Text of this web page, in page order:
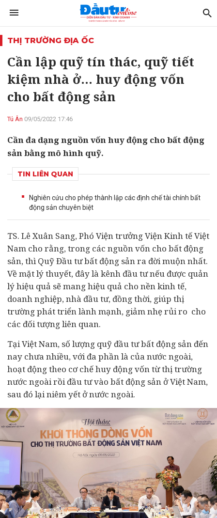
THỊ TRƯỜNG ĐỊA ỐC
Cần lập quỹ tín thác, quỹ tiết
kiệm nhà ở... huy động vốn
cho bất động sản
Tú Ân 09/05/2022 17:46
Cần đa dạng nguồn vốn huy động cho bất động
sản bằng mô hình quỹ.
TIN LIÊN QUAN
Nghiên cứu cho phép thành lập các định chế tài chính bất
động sản chuyên biệt
TS. Lê Xuân Sang, Phó Viện trưởng ViệnKinh tếViệt
Nam cho rằng, trong các nguồn vốn cho bất động
sản, thì Quỹ Đầu tư bất động sản ra đời muộn nhất.
Về mặt lý thuyết, đây là kênh đầu tưnếu được quản
lý hiệu quả sẽ mang hiệu quả cho nền kinh tế,
doanh nghiệp, nhà đầu tư, đồng thời, giúp thị
trường phát triển lành mạnh, giảm nhẹ rủi ro cho
các đối tượng liên quan.
Tại Việt Nam, số lượng quỹ đầu tư bất động sản đến
nay chưa nhiều, với đa phần là của nước ngoài,
hoạt động theo cơ chế huy động vốn từ thị trường
nước ngoài rồi đầu tư vào bất động sản ở Việt Nam,
sau đó lại niêm yết ở nước ngoài.